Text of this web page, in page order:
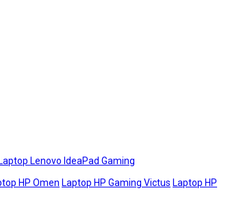
Laptop Lenovo IdeaPad Gaming
HP Omen Laptop HP Gaming Victus Laptop HP